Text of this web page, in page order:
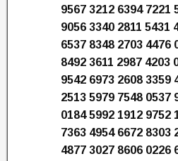
9567 3212 6394 7221
9056 3340 2811 5431
6537 8348 2703 4476
8492 3611 2987 4203
9542 6973 2608 3359
2513 5979 7548 0537
0184 5992 1912 9752
7363 4954 6672 8303
4877 3027 8606 0226